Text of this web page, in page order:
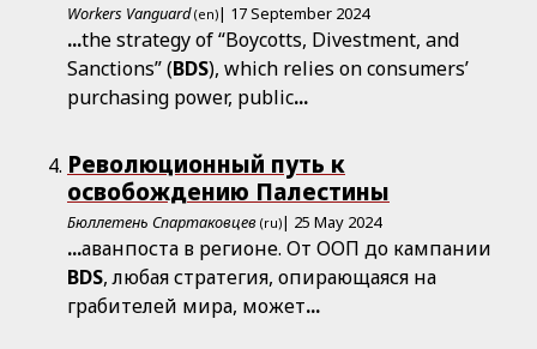
Workers Vanguard (en)| 17 September 2024
...the strategy of “Boycotts, Divestment, and
Sanctions” (BDS), which relies on consumers’
purchasing power, public...
Революционный путь к
освобождению Палестины
Бюллетень Спартаковцев (ru)| 25 May 2024
...аванпоста в регионе. От ООП до кампании
BDS, любая стратегия, опирающаяся на
грабителей мира, может...